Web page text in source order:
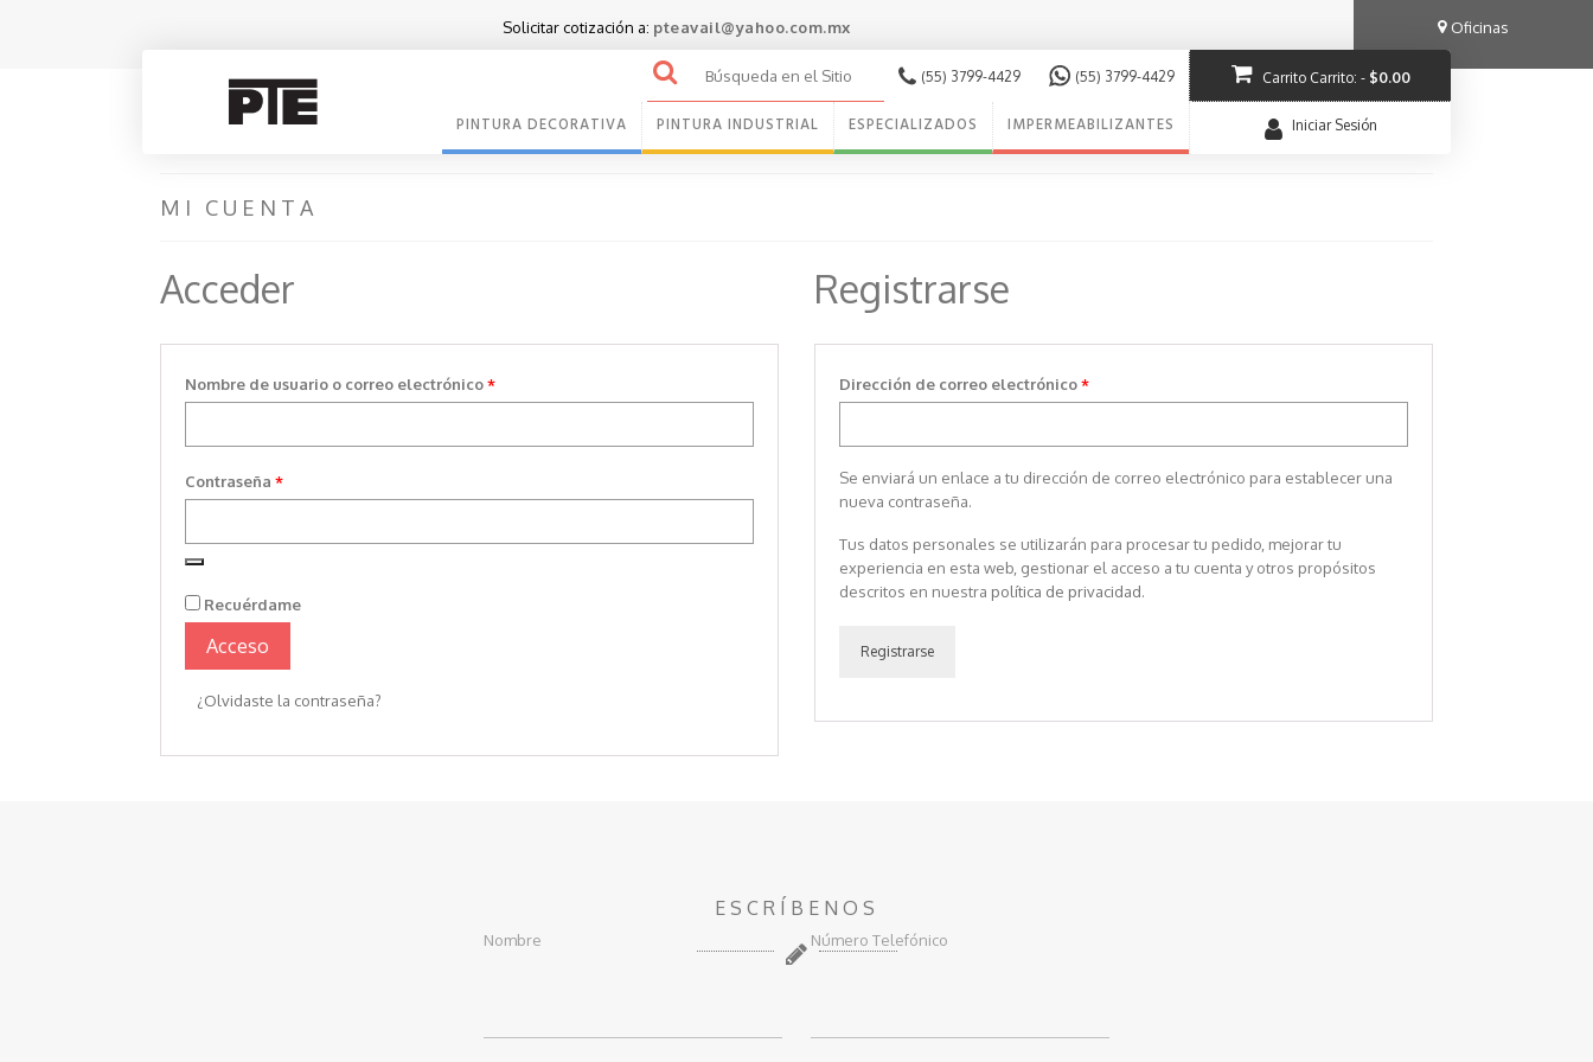
Solicitar cotización a: pteavail@yahoo.com.mx Oficinas
(55) 3799-4429 (55) 3799-4429
Buscar
por:
Carrito Carrito: - $0.00
Iniciar Sesión
PINTURA DECORATIVA PINTURA INDUSTRIAL ESPECIALIZADOS IMPERMEABILIZANTES
MI CUENTA
Acceder
Nombre de usuario o correo electrónico*Obligatorio
Contraseña *Obligatorio
Recuérdame
Acceso
¿Olvidaste la contraseña?
Registrarse
Dirección de correo electrónico*Obligatorio
Se enviará un enlace a tu dirección de correo electrónico para establecer una
nueva contraseña.
Tus datos personales se utilizarán para procesar tu pedido, mejorar tu
experiencia en esta web, gestionar el acceso a tu cuenta y otros propósitos
descritos en nuestra política de privacidad.
Registrarse
ESCRÍBENOS
Nombre Número Telefónico